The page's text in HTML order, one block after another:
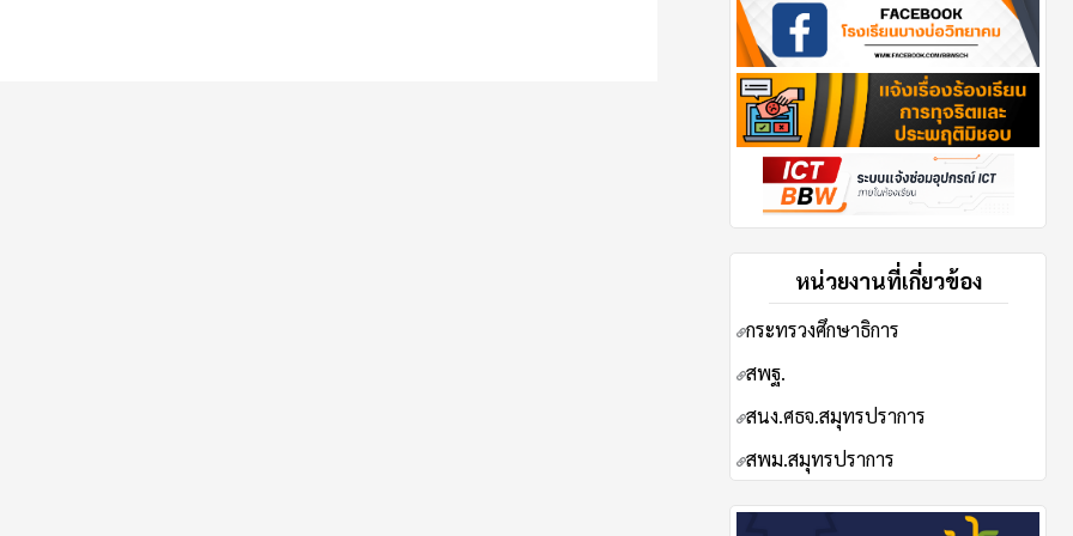
หน่วยงานที่เกี่ยวข้อง
กระทรวงศึกษาธิการ
สพฐ.
สนง.ศธจ.สมุทรปราการ
สพม.สมุทรปราการ